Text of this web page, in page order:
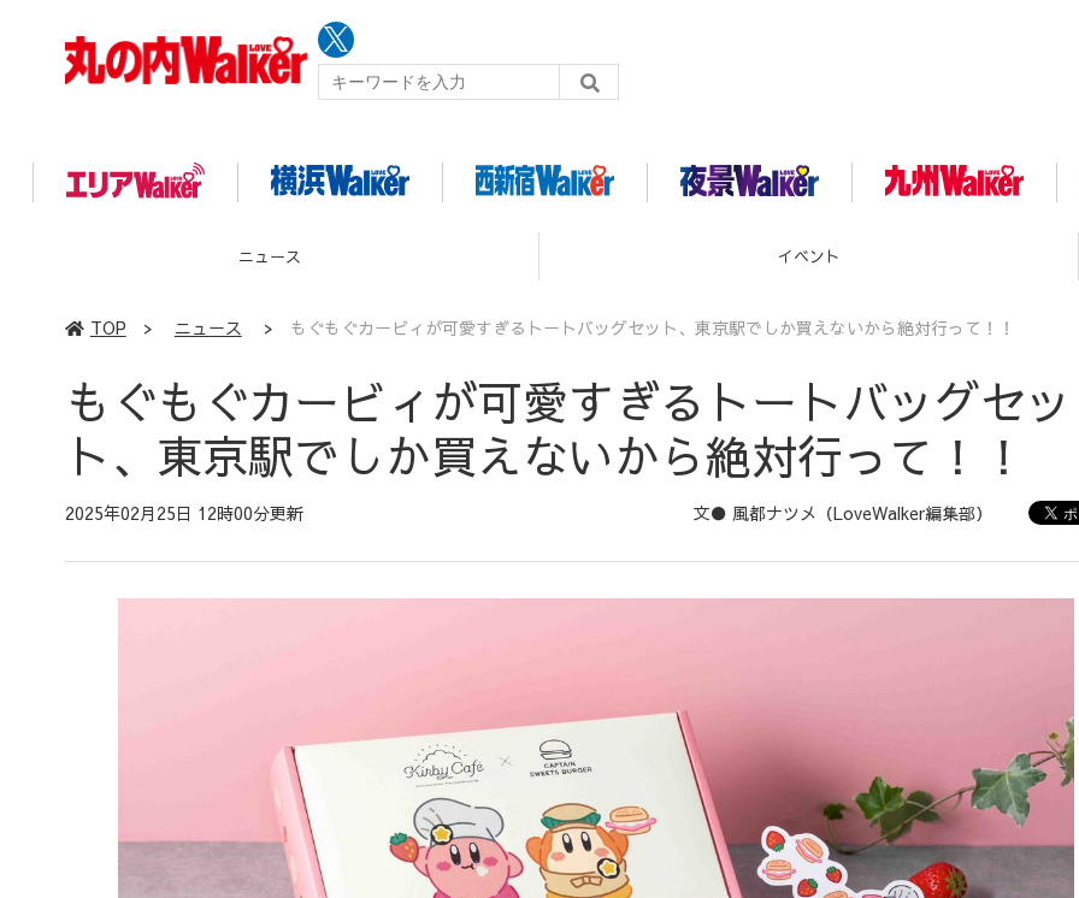
イベント グルメ
TOP > ニュース > もぐもぐカービィが可愛すぎるトートバッグセット、東京駅でしか買えないから絶対行って！！
もぐもぐカービィが可愛すぎるトートバッグセッ
ト、東京駅でしか買えないから絶対行って！！
2025年02月25日 12時00分更新 文● 風都ナツメ（LoveWalker編集部）